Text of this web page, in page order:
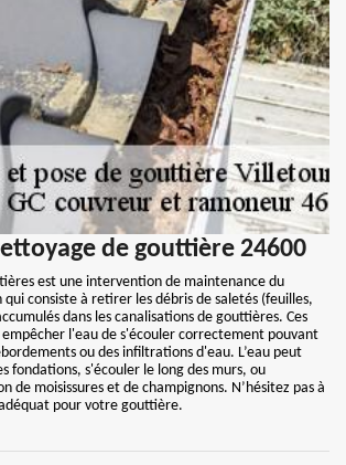
de gouttière 24600
est une intervention de maintenance du
qui consiste à retirer les débris de saletés (feuilles,
dans les canalisations de gouttières. Ces
l'eau de s'écouler correctement pouvant
ou des infiltrations d'eau. L’eau peut
fondations, s'écouler le long des murs, ou
de moisissures et de champignons. N’hésitez pas à
pour votre gouttière.